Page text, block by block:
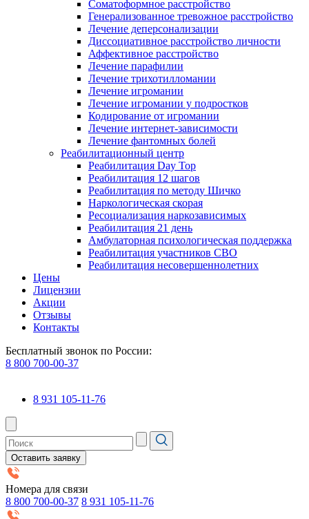
Соматоформное расстройство
Генерализованное тревожное расстройство
Лечение деперсонализации
Диссоциативное расстройство личности
Аффективное расстройство
Лечение парафилии
Лечение трихотилломании
Лечение игромании
Лечение игромании у подростков
Кодирование от игромании
Лечение интернет-зависимости
Лечение фантомных болей
Реабилитационный центр
Реабилитация Day Top
Реабилитация 12 шагов
Реабилитация по методу Шичко
Наркологическая скорая
Ресоциализация наркозависимых
Реабилитация 21 день
Амбулаторная психологическая поддержка
Реабилитация участников СВО
Реабилитация несовершеннолетних
Цены
Лицензии
Акции
Отзывы
Контакты
Бесплатный звонок по России:
8 800 700-00-37
8 931 105-11-76
Оставить заявку
Номера для связи
8 800 700-00-37 8 931 105-11-76